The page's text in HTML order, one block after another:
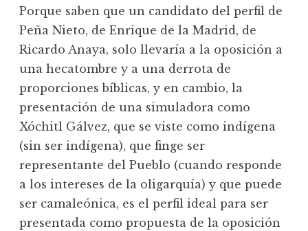
Porque saben que un candidato del perfil de
Peña Nieto, de Enrique de la Madrid, de
Ricardo Anaya, solo llevaría a la oposición a
una hecatombre y a una derrota de
proporciones bíblicas, y en cambio, la
presentación de una simuladora como
Xóchitl Gálvez, que se viste como indígena
(sin ser indígena), que finge ser
representante del Pueblo (cuando responde
a los intereses de la oligarquía) y que puede
ser camaleónica, es el perfil ideal para ser
presentada como propuesta de la oposición